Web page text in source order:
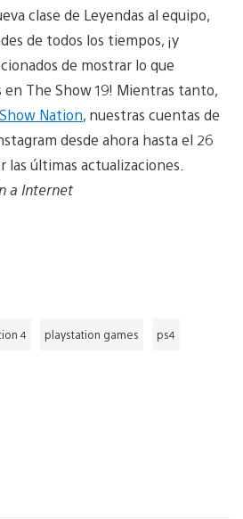
clase de Leyendas al equipo,
de todos los tiempos, ¡y
de mostrar lo que
en The Show 19! Mientras tanto,
Nation, nuestras cuentas de
desde ahora hasta el 26
últimas actualizaciones.
a Internet
4 playstation games ps4